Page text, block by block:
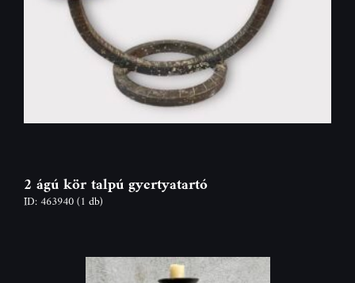
2 ágú kör talpú gyertyatartó
ID: 463940(1 db)